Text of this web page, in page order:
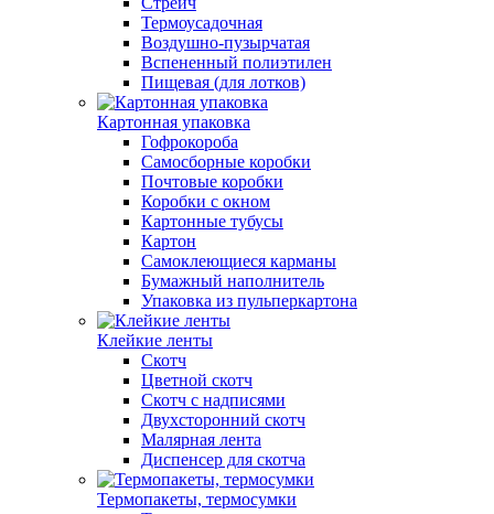
Термоусадочная
Воздушно-пузырчатая
Вспененный полиэтилен
Пищевая (для лотков)
Картонная упаковка
Гофрокороба
Самосборные коробки
Почтовые коробки
Коробки с окном
Картонные тубусы
Картон
Самоклеющиеся карманы
Бумажный наполнитель
Упаковка из пульперкартона
Клейкие ленты
Скотч
Цветной скотч
Скотч с надписями
Двухсторонний скотч
Малярная лента
Диспенсер для скотча
Термопакеты, термосумки